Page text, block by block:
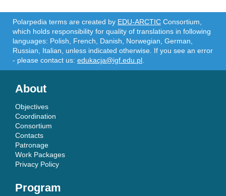
Polarpedia terms are created by EDU-ARCTIC Consortium,
which holds responsibility for quality of translations in following
languages: Polish, French, Danish, Norwegian, German,
Russian, Italian, unless indicated otherwise. If you see an error
- please contact us: edukacja@igf.edu.pl
About
Objectives
Coordination
Consortium
Contacts
Patronage
Work Packages
Privacy Policy
Program